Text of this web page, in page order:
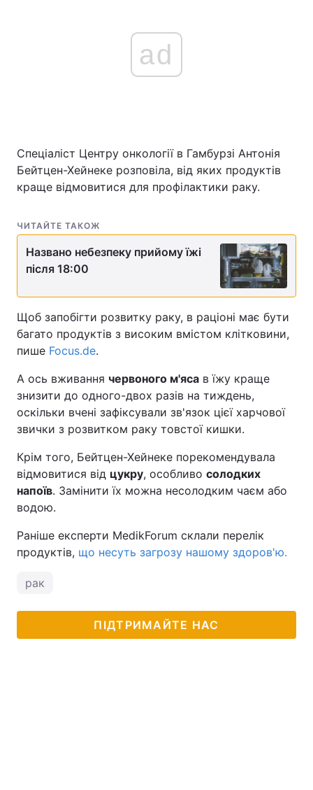
ad
Спеціаліст Центру онкології в Гамбурзі Антонія
Бейтцен-Хейнеке розповіла, від яких продуктів
краще відмовитися для профілактики раку.
ЧИТАЙТЕ ТАКОЖ
Названо небезпеку прийому їжі
після 18:00
Щоб запобігти розвитку раку, в раціоні має бути
багато продуктів з високим вмістом клітковини,
пише Focus.de.
А ось вживання червоного м'яса в їжу краще
знизити до одного-двох разів на тиждень,
оскільки вчені зафіксували зв'язок цієї харчової
звички з розвитком раку товстої кишки.
Крім того, Бейтцен-Хейнеке порекомендувала
відмовитися від цукру, особливо солодких
напоїв. Замінити їх можна несолодким чаєм або
водою.
Раніше експерти MedikForum склали перелік
продуктів, що несуть загрозу нашому здоров'ю.
рак
ПІДТРИМАЙТЕ НАС